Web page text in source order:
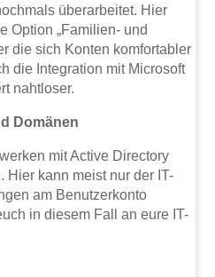
überarbeitet. Hier
Option „Familien- und
die sich Konten komfortabler
die Integration mit Microsoft
nahtloser.
Domänen
mit Active Directory
Hier kann meist nur der IT-
am Benutzerkonto
in diesem Fall an eure IT-